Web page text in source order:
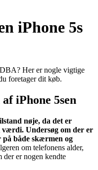
iPhone 5s
Her er nogle vigtige
foretager dit køb.
iPhone 5sen
nøje, da det er
Undersøg om der er
på både skærmen og
om telefonens alder,
er nogen kendte